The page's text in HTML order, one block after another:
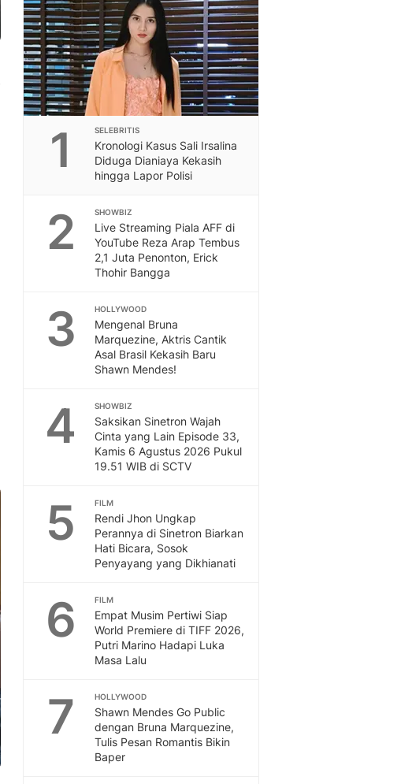
1 SELEBRITIS
Kronologi Kasus Sali Irsalina
Diduga Dianiaya Kekasih
hingga Lapor Polisi
2 SHOWBIZ
Live Streaming Piala AFF di
YouTube Reza Arap Tembus
2,1 Juta Penonton, Erick
Thohir Bangga
3 HOLLYWOOD
Mengenal Bruna
Marquezine, Aktris Cantik
Asal Brasil Kekasih Baru
Shawn Mendes!
4 SHOWBIZ
Saksikan Sinetron Wajah
Cinta yang Lain Episode 33,
Kamis 6 Agustus 2026 Pukul
19.51 WIB di SCTV
5 FILM
Rendi Jhon Ungkap
Perannya di Sinetron Biarkan
Hati Bicara, Sosok
Penyayang yang Dikhianati
6 FILM
Empat Musim Pertiwi Siap
World Premiere di TIFF 2026,
Putri Marino Hadapi Luka
Masa Lalu
7 HOLLYWOOD
Shawn Mendes Go Public
dengan Bruna Marquezine,
Tulis Pesan Romantis Bikin
Baper